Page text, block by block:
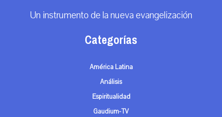
Un instrumento de la nueva evangelización
Categorías
América Latina
Análisis
Espiritualidad
Gaudium-TV